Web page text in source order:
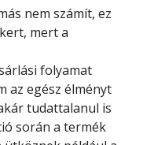
nem számít, ez
mert a
folyamat
az egész élményt
tudattalanul is
során a termék